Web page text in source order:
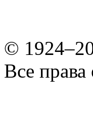
©
Все права